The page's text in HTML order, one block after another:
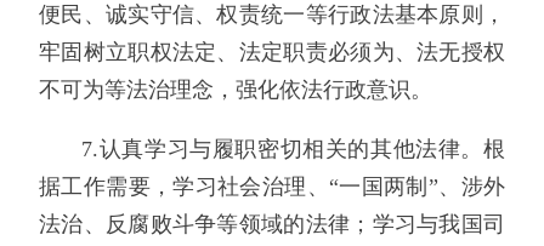
便民、诚实守信、权责统一等行政法基本原则，
牢固树立职权法定、法定职责必须为、法无授权
不可为等法治理念，强化依法行政意识。
7.认真学习与履职密切相关的其他法律。根
据工作需要，学习社会治理、“一国两制”、涉外
法治、反腐败斗争等领域的法律；学习与我国司